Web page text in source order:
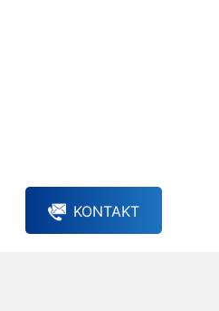
KONTAKT